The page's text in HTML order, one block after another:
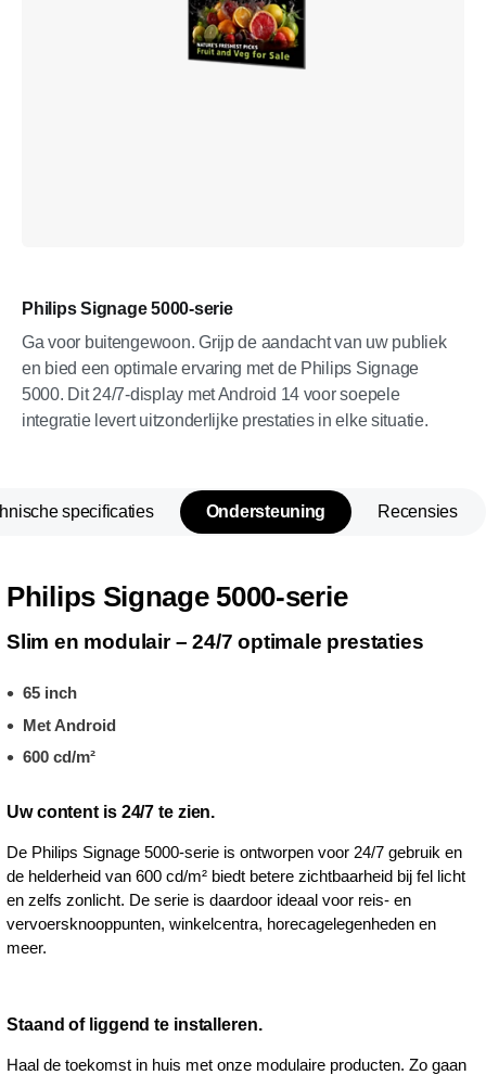
Philips Signage 5000-serie
Ga voor buitengewoon. Grijp de aandacht van uw publiek
en bied een optimale ervaring met de Philips Signage
5000. Dit 24/7-display met Android 14 voor soepele
integratie levert uitzonderlijke prestaties in elke situatie.
specificaties Ondersteuning Recensies
Philips Signage 5000-serie
Slim en modulair – 24/7 optimale prestaties
65 inch
Met Android
600 cd/m²
Uw content is 24/7 te zien.
De Philips Signage 5000-serie is ontworpen voor 24/7 gebruik en
de helderheid van 600 cd/m² biedt betere zichtbaarheid bij fel licht
en zelfs zonlicht. De serie is daardoor ideaal voor reis- en
vervoersknooppunten, winkelcentra, horecagelegenheden en
meer.
Staand of liggend te installeren.
Haal de toekomst in huis met onze modulaire producten. Zo gaan